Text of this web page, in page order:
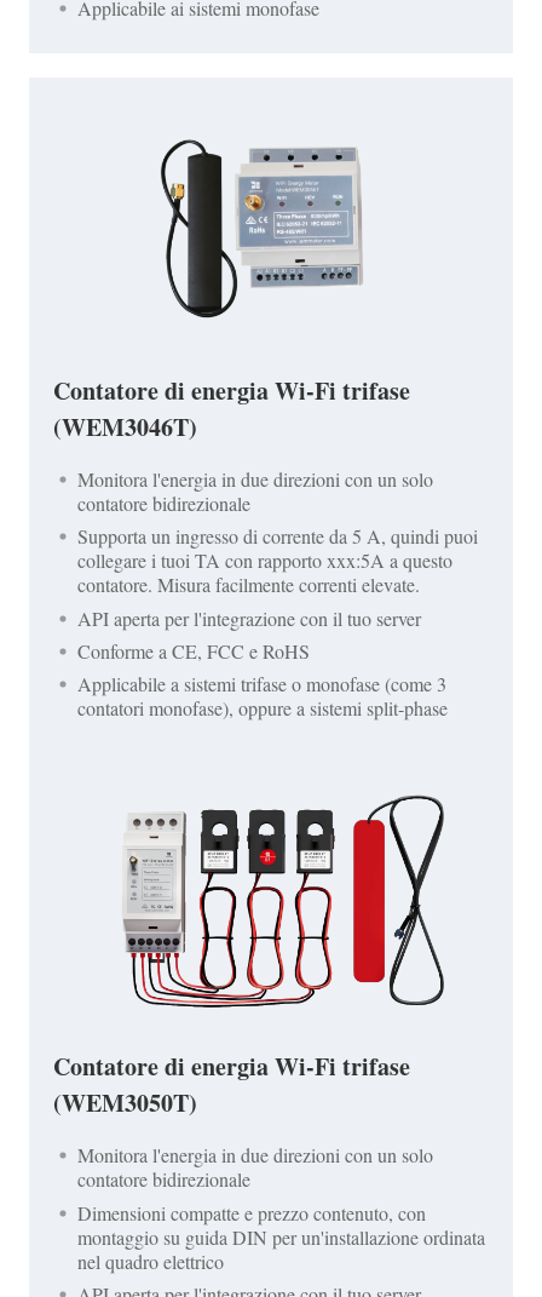
Applicabile ai sistemi monofase
Contatore di energia Wi-Fi trifase
(WEM3046T)
Monitora l'energia in due direzioni con un solo
contatore bidirezionale
Supporta un ingresso di corrente da 5 A, quindi puoi
collegare i tuoi TA con rapporto xxx:5A a questo
contatore. Misura facilmente correnti elevate.
API aperta per l'integrazione con il tuo server
Conforme a CE, FCC e RoHS
Applicabile a sistemi trifase o monofase (come 3
contatori monofase), oppure a sistemi split-phase
Contatore di energia Wi-Fi trifase
(WEM3050T)
Monitora l'energia in due direzioni con un solo
contatore bidirezionale
Dimensioni compatte e prezzo contenuto, con
montaggio su guida DIN per un'installazione ordinata
nel quadro elettrico